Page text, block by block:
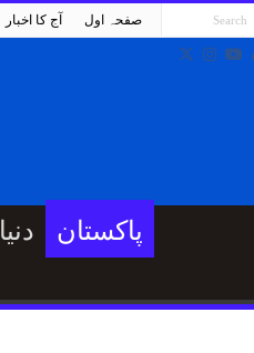
آج کا اخبار صفحہ اول
دنیا
پاکستان